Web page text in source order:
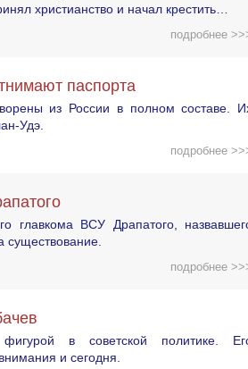
христианство и начал крестить…
подробнее
паспорта
из России в полном составе.
Удэ.
подробнее
главкома ВСУ Драпатого,
подробнее
в советской политике.
и сегодня.